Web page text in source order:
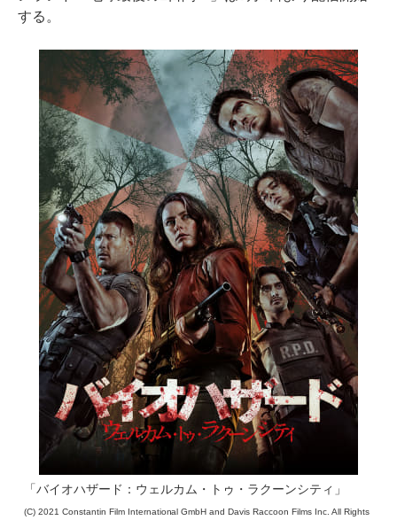
する。
「バイオハザード：ウェルカム・トゥ・ラクーンシティ」
(C) 2021 Constantin Film International GmbH and Davis Raccoon Films Inc. All Rights